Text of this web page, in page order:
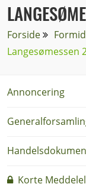
Forside
Langesømessen
Annoncering
Korte